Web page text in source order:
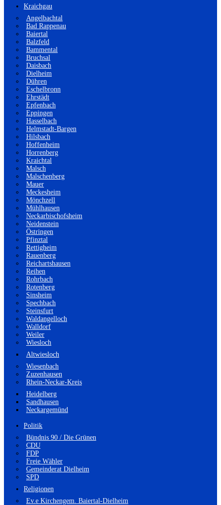
Kraichgau
Angelbachtal
Bad Rappenau
Baiertal
Balzfeld
Bammental
Bruchsal
Daisbach
Dielheim
Dühren
Eschelbronn
Ehrstädt
Epfenbach
Eppingen
Hasselbach
Helmstadt-Bargen
Hilsbach
Hoffenheim
Horrenberg
Kraichtal
Malsch
Malschenberg
Mauer
Meckesheim
Mönchzell
Mühlhausen
Neckarbischofsheim
Neidenstein
Östringen
Pfinztal
Rettigheim
Rauenberg
Reichartshausen
Reihen
Rohrbach
Rotenberg
Sinsheim
Spechbach
Steinsfurt
Waldangelloch
Walldorf
Weiler
Wiesloch
Altwiesloch
Wiesenbach
Zuzenhausen
Rhein-Neckar-Kreis
Heidelberg
Sandhausen
Neckargemünd
Politik
Bündnis 90 / Die Grünen
CDU
FDP
Freie Wähler
Gemeinderat Dielheim
SPD
Religionen
Ev.e Kirchengem. Baiertal-Dielheim